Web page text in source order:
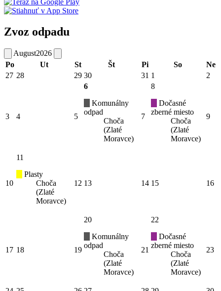
Zvoz odpadu
August2026
Po
Ut St Št Pi So
Ne
27 28 29 30 31 1 2
3 4 5
6
Komunálny
odpad
Choča
(Zlaté
Moravce)
7
8
Dočasné
zberné miesto
Choča
(Zlaté
Moravce)
9
10
11
Plasty
Choča
(Zlaté
Moravce)
12 13 14 15 16
17 18 19
20
Komunálny
odpad
Choča
(Zlaté
Moravce)
21
22
Dočasné
zberné miesto
Choča
(Zlaté
Moravce)
23